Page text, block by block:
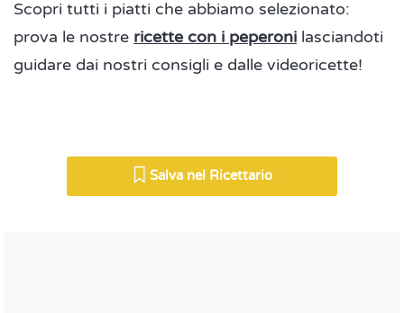
Scopri tutti i piatti che abbiamo selezionato:
prova le nostre ricette con i peperoni lasciandoti
guidare dai nostri consigli e dalle videoricette!
Salva nel Ricettario